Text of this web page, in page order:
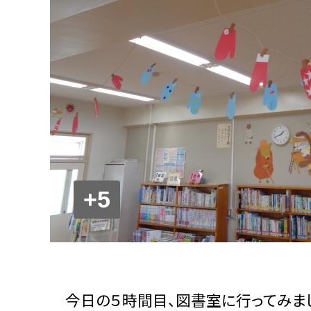
+5
今日の５時間目、図書室に行ってみま